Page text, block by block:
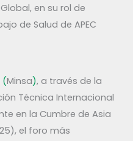
en su rol de
de Salud de APEC
(Minsa), a través de la
Técnica Internacional
en la Cumbre de Asia
el foro más